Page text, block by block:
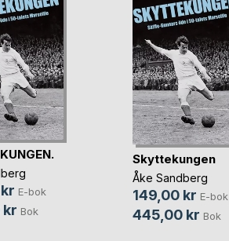
E-bok
kr Bok
Skyttekungen
Åke Sandberg
149,00 kr E-bok
445,00 kr Bok